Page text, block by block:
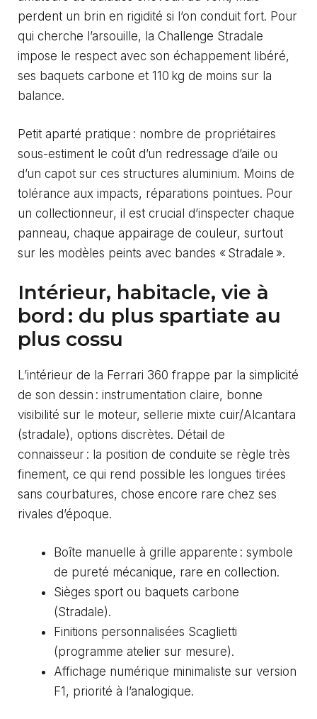
perdent un brin en rigidité si l’on conduit fort. Pour
qui cherche l’arsouille, la Challenge Stradale
impose le respect avec son échappement libéré,
ses baquets carbone et 110 kg de moins sur la
balance.
Petit aparté pratique : nombre de propriétaires
sous-estiment le coût d’un redressage d’aile ou
d’un capot sur ces structures aluminium. Moins de
tolérance aux impacts, réparations pointues. Pour
un collectionneur, il est crucial d’inspecter chaque
panneau, chaque appairage de couleur, surtout
sur les modèles peints avec bandes « Stradale ».
Intérieur, habitacle, vie à
bord : du plus spartiate au
plus cossu
L’intérieur de la Ferrari 360 frappe par la simplicité
de son dessin : instrumentation claire, bonne
visibilité sur le moteur, sellerie mixte cuir/Alcantara
(stradale), options discrètes. Détail de
connaisseur : la position de conduite se règle très
finement, ce qui rend possible les longues tirées
sans courbatures, chose encore rare chez ses
rivales d’époque.
Boîte manuelle à grille apparente : symbole
de pureté mécanique, rare en collection.
Sièges sport ou baquets carbone
(Stradale).
Finitions personnalisées Scaglietti
(programme atelier sur mesure).
Affichage numérique minimaliste sur version
F1, priorité à l’analogique.